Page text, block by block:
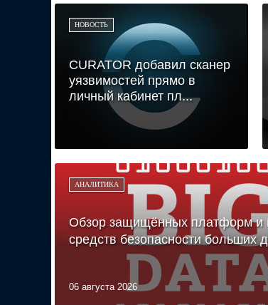
НОВОСТЬ
CURATOR добавил сканер
уязвимостей прямо в
личный кабинет пл...
АНАЛИТИКА
Обзор защищённых платформ и
средств безопасности больших
06 августа 2026